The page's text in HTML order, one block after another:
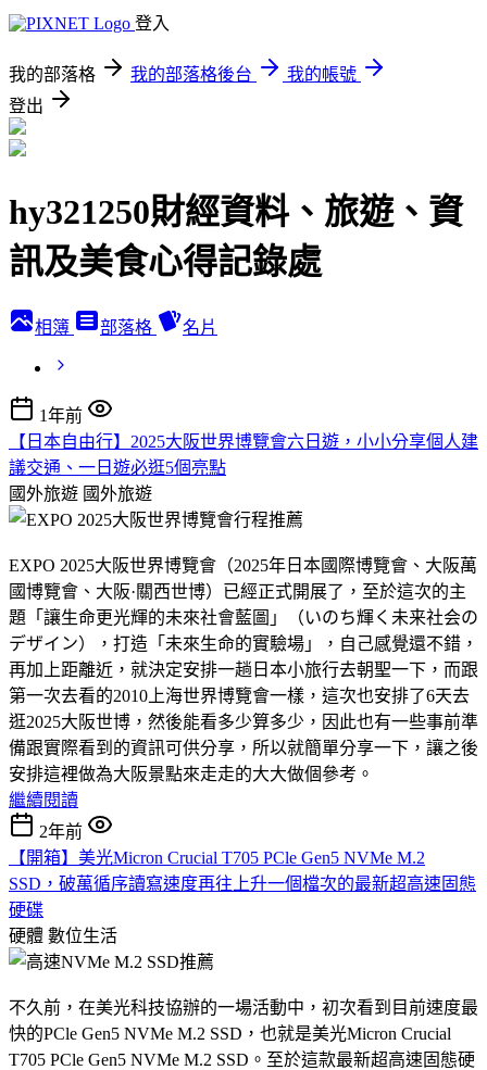
登入
我的部落格 我的部落格後台
我的帳號
登出
hy321250財經資料、旅遊、資
訊及美食心得記錄處
相簿 部落格 名片
1年前
【日本自由行】2025大阪世界博覽會六日遊，小小分享個人建
議交通、一日遊必逛5個亮點
國外旅遊 國外旅遊
EXPO 2025大阪世界博覽會（2025年日本國際博覽會、大阪萬
國博覽會、大阪·關西世博）已經正式開展了，至於這次的主
題「讓生命更光輝的未來社會藍圖」（いのち輝く未来社会の
デザイン），打造「未來生命的實驗場」，自己感覺還不錯，
再加上距離近，就決定安排一趟日本小旅行去朝聖一下，而跟
第一次去看的2010上海世界博覽會一樣，這次也安排了6天去
逛2025大阪世博，然後能看多少算多少，因此也有一些事前準
備跟實際看到的資訊可供分享，所以就簡單分享一下，讓之後
安排這裡做為大阪景點來走走的大大做個參考。
繼續閱讀
2年前
【開箱】美光Micron Crucial T705 PCle Gen5 NVMe M.2
SSD，破萬循序讀寫速度再往上升一個檔次的最新超高速固態
硬碟
硬體 數位生活
不久前，在美光科技協辦的一場活動中，初次看到目前速度最
快的PCle Gen5 NVMe M.2 SSD，也就是美光Micron Crucial
T705 PCle Gen5 NVMe M.2 SSD。至於這款最新超高速固態硬